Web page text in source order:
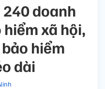
doanh
xã hội,
hiểm
dài